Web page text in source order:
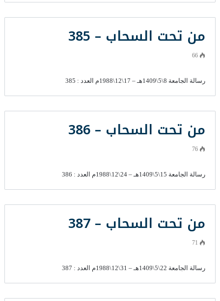
من تحت السحاب – 385
66
رسالة الجامعة 8\5\1409هـ – 17\12\1988م العدد : 385
من تحت السحاب – 386
76
رسالة الجامعة 15\5\1409هـ – 24\12\1988م العدد : 386
من تحت السحاب – 387
71
رسالة الجامعة 22\5\1409هـ – 31\12\1988م العدد : 387